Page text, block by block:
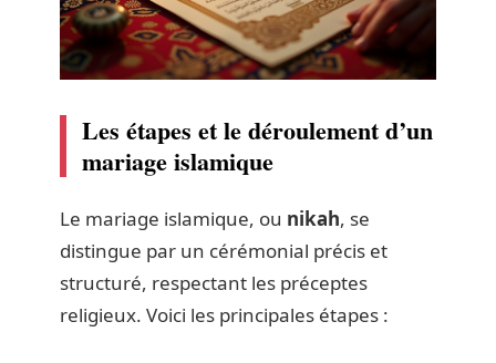
Les étapes et le déroulement d’un
mariage islamique
Le mariage islamique, ou nikah, se
distingue par un cérémonial précis et
structuré, respectant les préceptes
religieux. Voici les principales étapes :